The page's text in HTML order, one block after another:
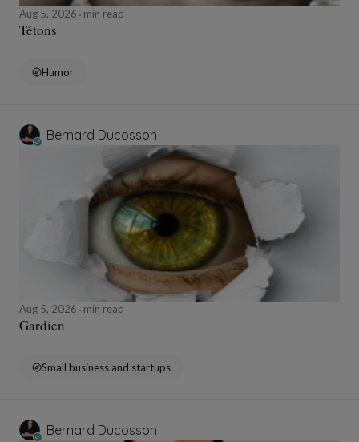
Aug 5, 2026 min read
Tétons
Humor
Bernard Ducosson
Aug 5, 2026 min read
Gardien
Small business and startups
Bernard Ducosson